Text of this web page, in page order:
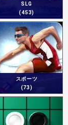
SLG
(453)
スポーツ
(73)